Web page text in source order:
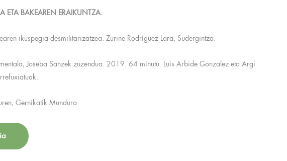
ETA BAKEAREN ERAIKUNTZA.
ikuspegia desmilitarizatzea. Zuriñe Rodríguez Lara, Sudergintza.
Joseba Sanzek zuzendua. 2019. 64 minutu. Luis Arbide Gonzalez eta Argi
Gernikatik Mundura